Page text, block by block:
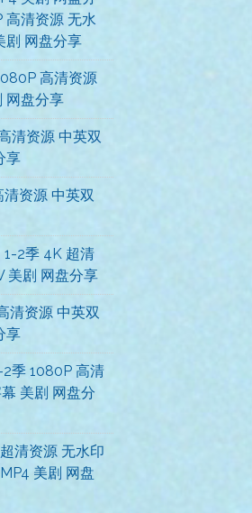
高清资源 无水
剧 网盘分享
高清资源
网盘分享
清资源 中英双
享
资源 中英双
1-2季 4K 超清
美剧 网盘分享
清资源 中英双
享
季 1080P 高清
美剧 网盘分
清资源 无水印
美剧 网盘